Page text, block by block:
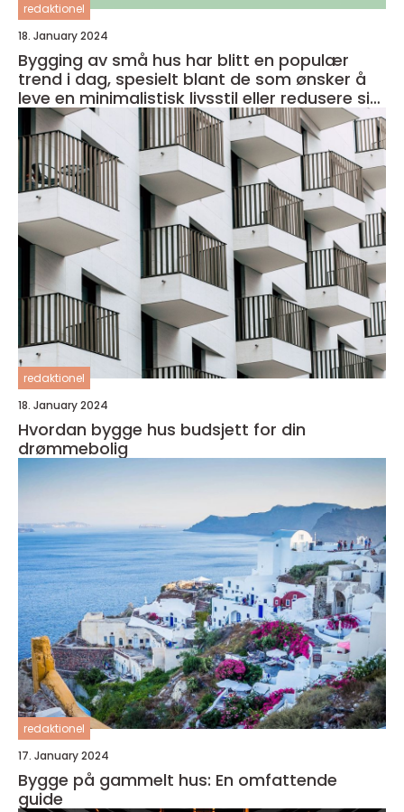
redaktionel
18. January 2024
Bygging av små hus har blitt en populær
trend i dag, spesielt blant de som ønsker å
leve en minimalistisk livsstil eller redusere sitt
fotavtrykk på miljøet
redaktionel
18. January 2024
Hvordan bygge hus budsjett for din
drømmebolig
redaktionel
17. January 2024
Bygge på gammelt hus: En omfattende
guide